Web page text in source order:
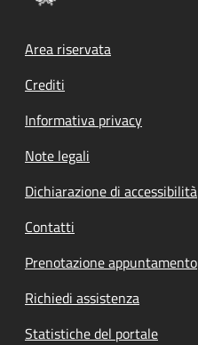
Footer menu
Area riservata
Crediti
Informativa privacy
Note legali
Dichiarazione di accessibilità
Contatti
Prenotazione appuntamento
Richiedi assistenza
Statistiche del portale